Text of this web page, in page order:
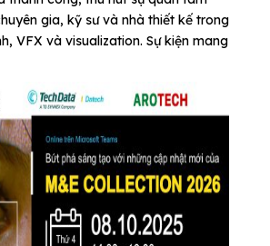
gia, kỹ sư và nhà thiết kế trong
VFX và visualization. Sự kiện mang